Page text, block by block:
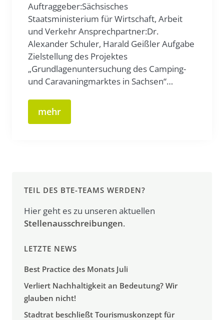
Auftraggeber:Sächsisches
Staatsministerium für Wirtschaft, Arbeit
und Verkehr Ansprechpartner:Dr.
Alexander Schuler, Harald Geißler Aufgabe
Zielstellung des Projektes
„Grundlagenuntersuchung des Camping-
und Caravaningmarktes in Sachsen“…
mehr
TEIL DES BTE-TEAMS WERDEN?
Hier geht es zu unseren aktuellen
Stellenausschreibungen.
LETZTE NEWS
Best Practice des Monats Juli
Verliert Nachhaltigkeit an Bedeutung? Wir
glauben nicht!
Stadtrat beschließt Tourismuskonzept für